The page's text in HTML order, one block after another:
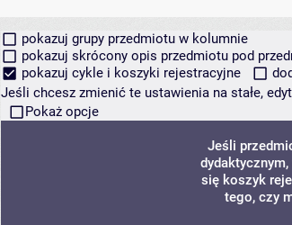
pokazuj grupy przedmiotu w kolumnie
pokazuj skrócony opis przedmiotu pod
pokazuj cykle i koszyki rejestracyjne
Jeśli chcesz zmienić te ustawienia na stałe,
Pokaż opcje
Jeśli
się koszyk
tego, czy